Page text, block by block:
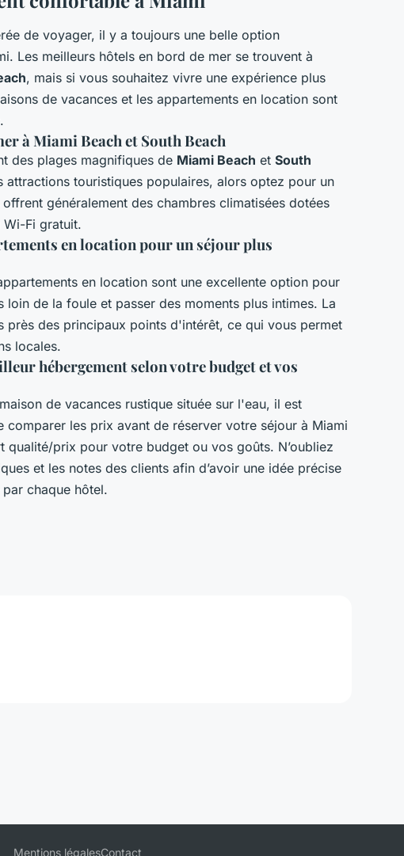
de voyager, il y a toujours une belle option
Les meilleurs hôtels en bord de mer se trouvent à
, mais si vous souhaitez vivre une expérience plus
de vacances et les appartements en location sont
à Miami Beach et South Beach
des plages magnifiques de Miami Beach et South
attractions touristiques populaires, alors optez pour un
généralement des chambres climatisées dotées
Wi-Fi gratuit.
en location pour un séjour plus
en location sont une excellente option pour
loin de la foule et passer des moments plus intimes. La
près des principaux points d'intérêt, ce qui vous permet
locales.
hébergement selon votre budget et vos
de vacances rustique située sur l'eau, il est
comparer les prix avant de réserver votre séjour à Miami
prix pour votre budget ou vos goûts. N’oubliez
et les notes des clients afin d’avoir une idée précise
chaque hôtel.
Mentions légalesContact